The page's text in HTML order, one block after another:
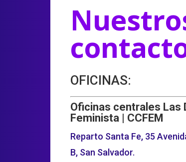
OFICINAS:
Oficinas centrales Las
Feminista | CCFEM
Reparto Santa Fe, 35
B, San Salvador.